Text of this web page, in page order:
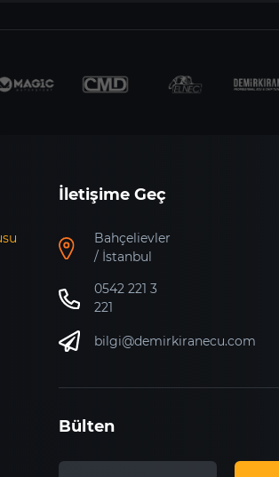
İletişime Geç
Bahçelievler
/ İstanbul
0542 221 3
221
bilgi@demirkiranecu.com
Bülten